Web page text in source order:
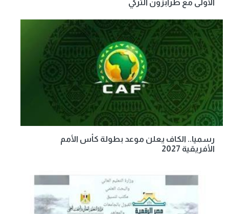
الأولى مع طرابزون التركي
رسميا.. الكاف يعلن موعد بطولة كأس الأمم
الأفريقية 2027